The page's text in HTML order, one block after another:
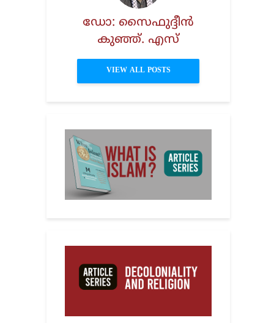
ഡോ: സൈഫുദ്ദീൻ
കുഞ്ഞ്. എസ്
VIEW ALL POSTS